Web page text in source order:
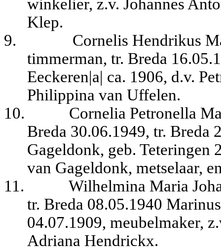
winkelier, z.v. Johannes
Klep.
9.
Cornelis Hendrikus
timmerman, tr. Breda
Eeckeren|a| ca. 1906, d.v.
Philippina van Uffelen.
10.
Cornelia Petronella
Breda 30.06.1949, tr. Breda
Gageldonk, geb. Teteringen
van Gageldonk, metselaar,
11.
Wilhelmina Maria
tr. Breda 08.05.1940
04.07.1909, meubelmaker,
Adriana Hendrickx.